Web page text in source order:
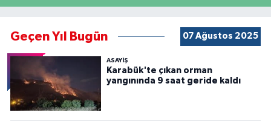
Geçen Yıl Bugün 07 Ağustos 2025
ASAYİŞ
Karabük'te çıkan orman
yangınında 9 saat geride kaldı